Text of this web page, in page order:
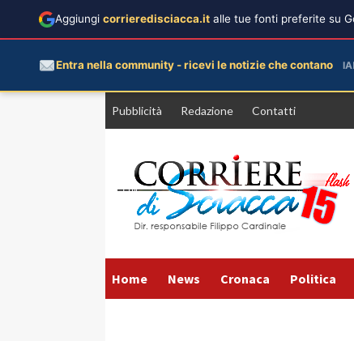
Pubblicità Redazione Contatti
Home News Cronaca Politica
Aggiungi corrieredisciacca.it alle tue fonti preferite su
Entra nella community - ricevi le notizie che contano IA